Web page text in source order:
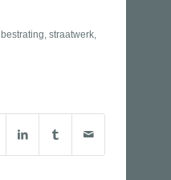
,bestrating ,straatwerk